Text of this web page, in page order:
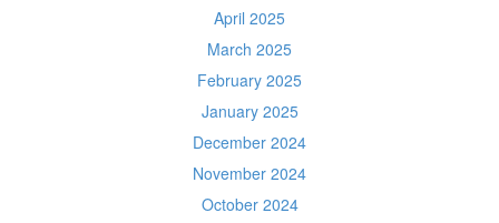
April 2025
March 2025
February 2025
January 2025
December 2024
November 2024
October 2024